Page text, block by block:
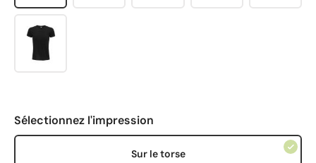
Sélectionnez l'impression
Sur le torse